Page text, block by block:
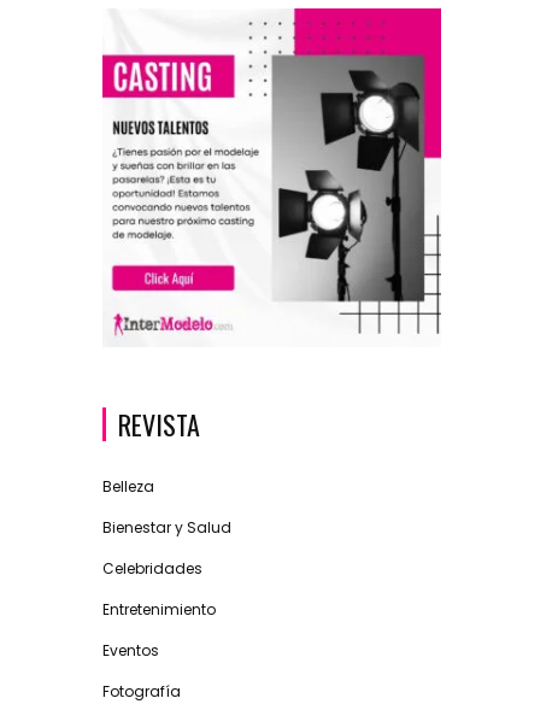
REVISTA
Belleza
Bienestar y Salud
Celebridades
Entretenimiento
Eventos
Fotografía